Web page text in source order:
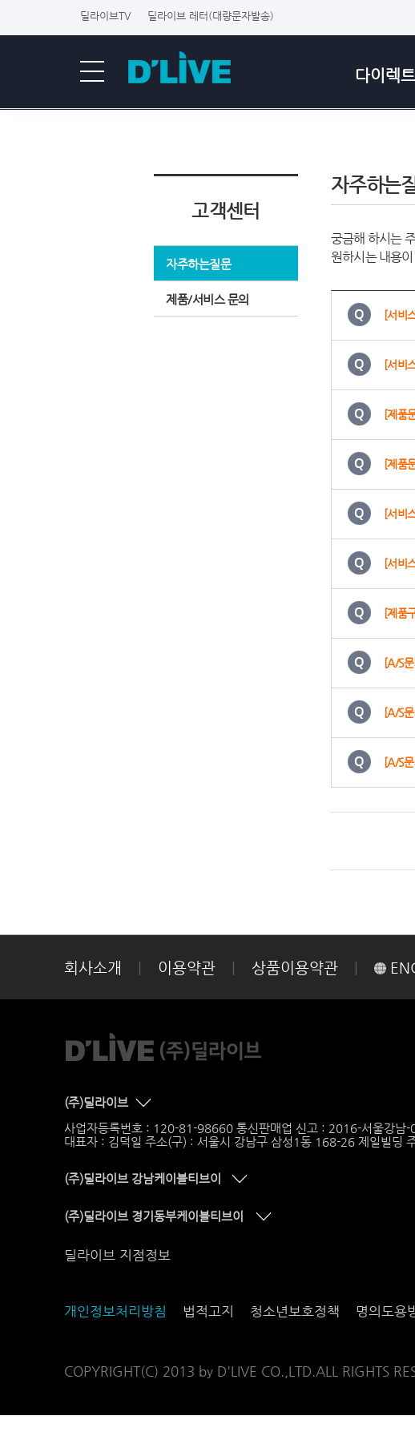
딜라이브TV 딜라이브 레터(대량문자발송)
다이렉
고객센터
자주하는질문
제품/서비스 문의
자주하는
궁금해 하시는
원하시는 내용
[서비
[서비
[제품
[제품
[서비
[서비
[제품
[A/S
[A/S
[A/S
회사소개 이용약관 상품이용약관
(주)딜라이브
사업자등록번호 : 120-81-98660 통신판매업 신고 : 2016-서울강남
대표자 : 김덕일 주소(구) : 서울시 강남구 삼성1동 168-26 제일빌딩
(주)딜라이브 강남케이블티브이
(주)딜라이브 경기동부케이블티브이
딜라이브 지점정보
개인정보처리방침 법적고지 청소년보호정책 명의도용
COPYRIGHT(C) 2013 by D'LIVE CO.,LTD.ALL RIGHTS